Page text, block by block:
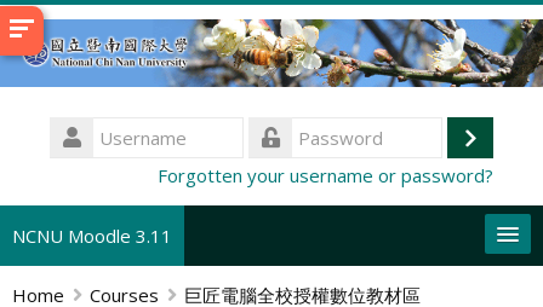
Skip
to
main
Username
Log
Forgotten your username or password?
NCNU Moodle 3.11
English ‎(en)‎
Home Courses 巨匠電腦全校授權數位教材區